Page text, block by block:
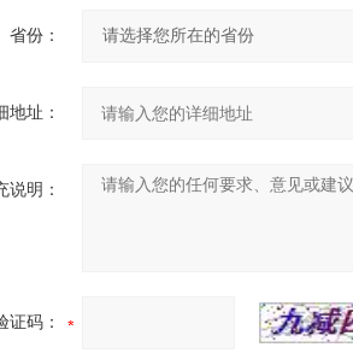
省份：
地址：
说明：
证码：